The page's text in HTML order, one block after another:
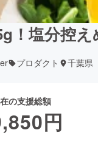
！塩分控
プロダクト 千葉県
の支援総額
円